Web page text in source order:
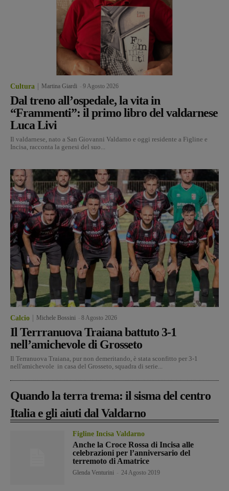
Cultura Martina Giardi 9 Agosto 2026
Dal treno all’ospedale, la vita in
“Frammenti”: il primo libro del valdarnese
Luca Livi
Il valdarnese, nato a San Giovanni Valdarno e oggi residente a Figline e
Incisa, racconta la genesi del suo...
Calcio Michele Bossini 8 Agosto 2026
Il Terrranuova Traiana battuto 3-1
nell’amichevole di Grosseto
Il Terranuova Traiana, pur non demeritando, è stata sconfitto per 3-1
nell'amichevole in casa del Grosseto, squadra di serie...
Quando la terra trema: il sisma del centro
Italia e gli aiuti dal Valdarno
Figline Incisa Valdarno
Anche la Croce Rossa di Incisa alle
celebrazioni per l’anniversario del
terremoto di Amatrice
Glenda Venturini 24 Agosto 2019